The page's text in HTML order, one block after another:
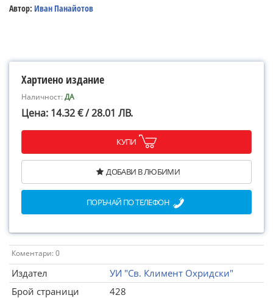
Автор: Иван Панайотов
Хартиено издание
Наличност:ДА
Цена: 14.32 € / 28.01 ЛВ.
КУПИ
ДОБАВИ В ЛЮБИМИ
ПОРЪЧАЙ ПО ТЕЛЕФОН
Коментари: 0
Издател
УИ "Св. Климент Охридски"
Брой страници
428